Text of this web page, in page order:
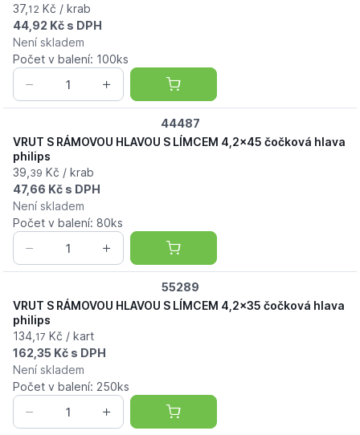
37, 12 Kč / krab
44,92 Kč s DPH
Není skladem
Počet v balení: 100ks
44487
VRUT S RÁMOVOU HLAVOU S LÍMCEM 4,2x45 čočková hlava
philips
39, 39 Kč / krab
47,66 Kč s DPH
Není skladem
Počet v balení: 80ks
55289
VRUT S RÁMOVOU HLAVOU S LÍMCEM 4,2x35 čočková hlava
philips
134, 17 Kč / kart
162,35 Kč s DPH
Není skladem
Počet v balení: 250ks